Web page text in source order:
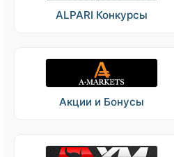
ALPARI Конкурсы
Акции и Бонусы